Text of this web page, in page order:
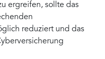
ergreifen, sollte das
reduziert und das